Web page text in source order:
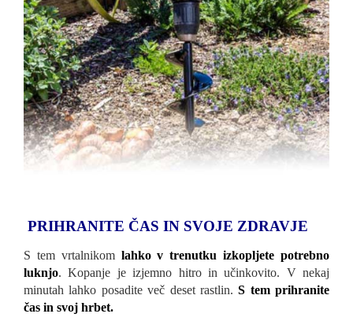
PRIHRANITE ČAS IN SVOJE ZDRAVJE
S tem vrtalnikom lahko v trenutku izkopljete potrebno
luknjo. Kopanje je izjemno hitro in učinkovito. V nekaj
minutah lahko posadite več deset rastlin. S tem prihranite
čas in svoj hrbet.